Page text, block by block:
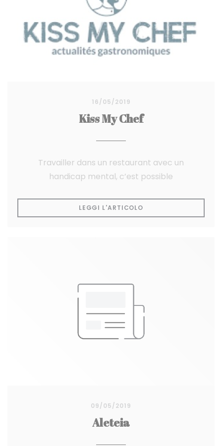
16/05/2019
Kiss My Chef
Travailler dans un restaurant avec un
handicap mental, c’est possible
LEGGI L'ARTICOLO
09/05/2019
Aleteia